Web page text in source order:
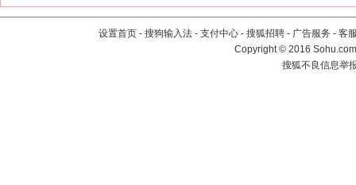
设置首页 - 搜狗输入法 - 支付中心 - 搜狐招聘 - 广告服务 - 客
Copyright©2016
搜狐不良信息举